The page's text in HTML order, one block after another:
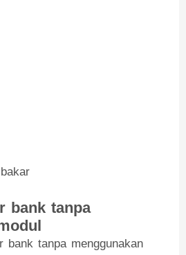
bank tanpa
bank tanpa menggunakan